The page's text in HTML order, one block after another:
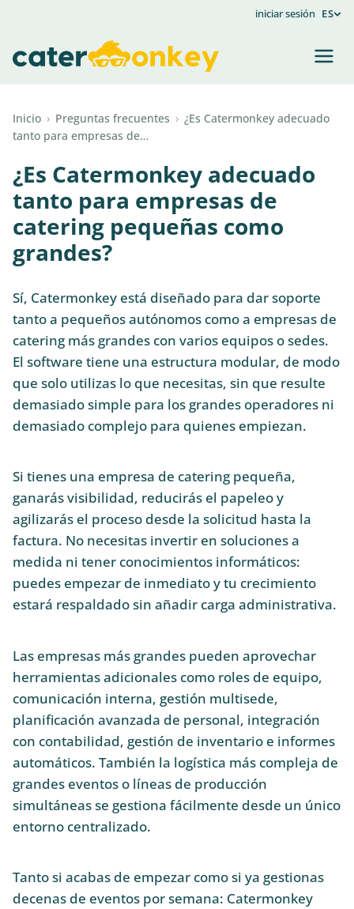
iniciar sesión ES
Inicio › Preguntas frecuentes › ¿Es Catermonkey adecuado
tanto para empresas de…
¿Es Catermonkey adecuado
tanto para empresas de
catering pequeñas como
grandes?
Sí, Catermonkey está diseñado para dar soporte
tanto a pequeños autónomos como a empresas de
catering más grandes con varios equipos o sedes.
El software tiene una estructura modular, de modo
que solo utilizas lo que necesitas, sin que resulte
demasiado simple para los grandes operadores ni
demasiado complejo para quienes empiezan.
Si tienes una empresa de catering pequeña,
ganarás visibilidad, reducirás el papeleo y
agilizarás el proceso desde la solicitud hasta la
factura. No necesitas invertir en soluciones a
medida ni tener conocimientos informáticos:
puedes empezar de inmediato y tu crecimiento
estará respaldado sin añadir carga administrativa.
Las empresas más grandes pueden aprovechar
herramientas adicionales como roles de equipo,
comunicación interna, gestión multisede,
planificación avanzada de personal, integración
con contabilidad, gestión de inventario e informes
automáticos. También la logística más compleja de
grandes eventos o líneas de producción
simultáneas se gestiona fácilmente desde un único
entorno centralizado.
Tanto si acabas de empezar como si ya gestionas
decenas de eventos por semana: Catermonkey